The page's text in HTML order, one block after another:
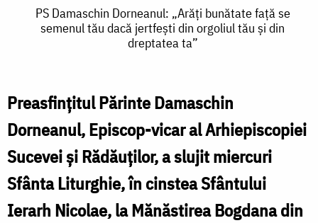
PS
Damaschin
bunătate
față
se
semenul
tău
PS Damaschin Dorneanul: „Arăți bunătate față se
semenul tău dacă jertfești din orgoliul tău și din
dreptatea ta”
Preasfinţitul Părinte Damaschin
Dorneanul, Episcop-vicar al Arhiepiscopiei
Sucevei şi Rădăuţilor, a slujit miercuri
Sfânta Liturghie, în cinstea Sfântului
Ierarh Nicolae, la Mănăstirea Bogdana din